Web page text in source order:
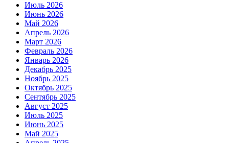
Июль 2026
Июнь 2026
Май 2026
Апрель 2026
Март 2026
Февраль 2026
Январь 2026
Декабрь 2025
Ноябрь 2025
Октябрь 2025
Сентябрь 2025
Август 2025
Июль 2025
Июнь 2025
Май 2025